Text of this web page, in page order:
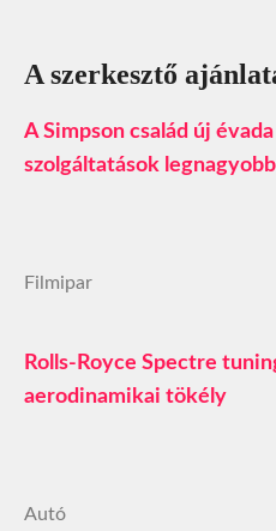
A szerkesztő
A Simpson család új
szolgáltatások
Filmipar
Rolls-Royce Spectre
aerodinamikai tökély
Autó